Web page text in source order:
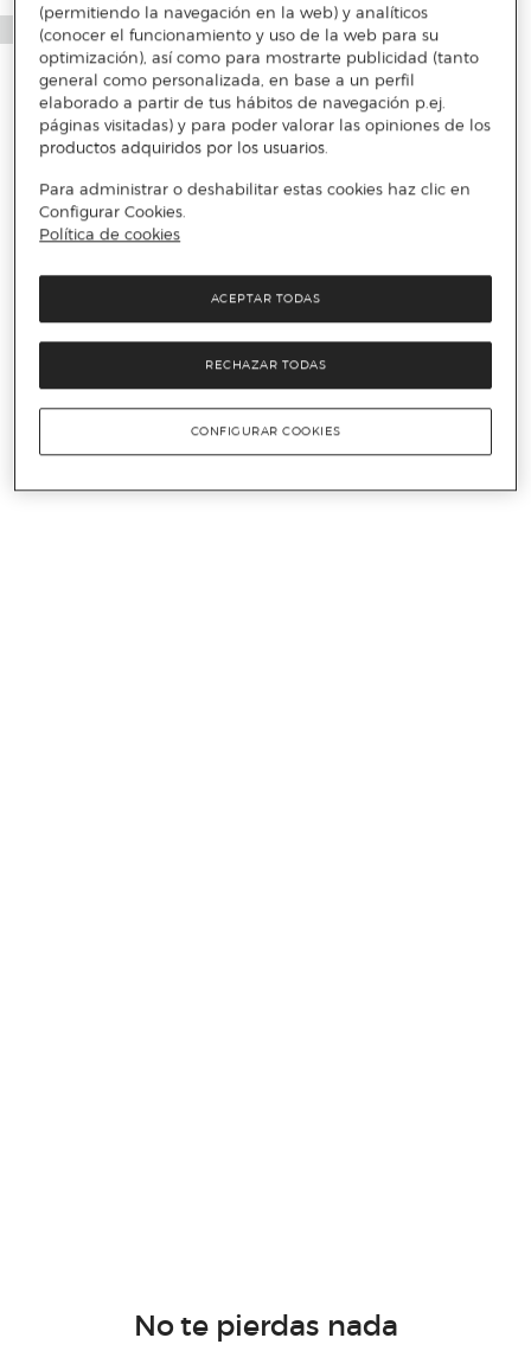
No te pierdas nada
(permitiendo la navegación en la web) y analíticos
(conocer el funcionamiento y uso de la web para su
optimización), así como para mostrarte publicidad (tanto
general como personalizada, en base a un perfil
elaborado a partir de tus hábitos de navegación p.ej.
páginas visitadas) y para poder valorar las opiniones de los
productos adquiridos por los usuarios.
Para administrar o deshabilitar estas cookies haz clic en
Configurar Cookies.
Política de cookies
RECHAZAR TODAS
ACEPTAR TODAS
CONFIGURAR COOKIES